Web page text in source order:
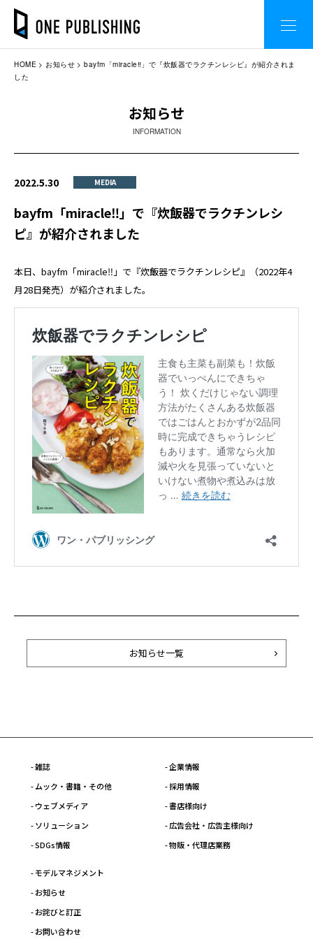
HOME お知らせ
bayfm「miracle‼」で『炊飯器でラクチンレシピ』が紹介されま
した
お知らせ
INFORMATION
2022.5.30 MEDIA
bayfm「miracle‼」で『炊飯器でラクチンレシ
ピ』が紹介されました
本日、bayfm「miracle‼」で『炊飯器でラクチンレシピ』（2022年4
月28日発売）が紹介されました。
お知らせ一覧
- 雑誌
- ムック・書籍・その他
- ウェブメディア
- ソリューション
- SDGs情報
- 企業情報
- 採用情報
- 書店様向け
- 広告会社・広告主様向け
- 物販・代理店業務
- モデルマネジメント
- お知らせ
- お詫びと訂正
- お問い合わせ